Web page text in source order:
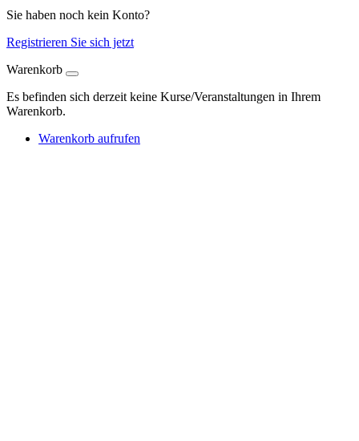
Sie haben noch kein Konto?
Registrieren Sie sich jetzt
Warenkorb
Es befinden sich derzeit keine Kurse/Veranstaltungen in Ihrem
Warenkorb.
Warenkorb aufrufen